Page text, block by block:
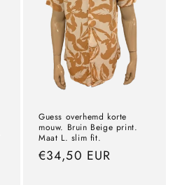
Guess overhemd korte
mouw. Bruin Beige print.
Maat L. slim fit.
precio
€34,50 EUR